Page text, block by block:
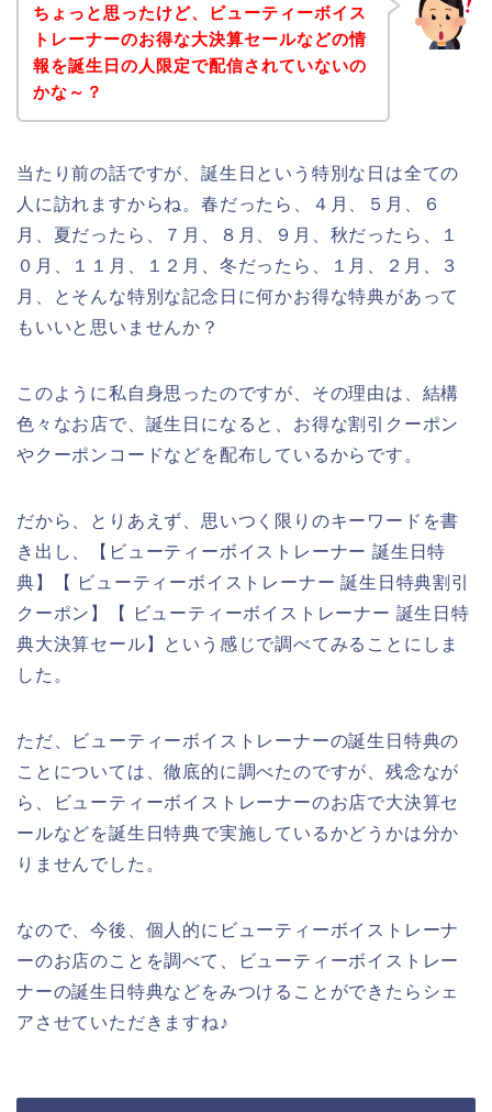
ちょっと思ったけど、ビューティーボイス
トレーナーのお得な大決算セールなどの情
報を誕生日の人限定で配信されていないの
かな～？
当たり前の話ですが、誕生日という特別な日は全ての
人に訪れますからね。春だったら、４月、５月、６
月、夏だったら、７月、８月、９月、秋だったら、１
０月、１１月、１２月、冬だったら、１月、２月、３
月、とそんな特別な記念日に何かお得な特典があって
もいいと思いませんか？
このように私自身思ったのですが、その理由は、結構
色々なお店で、誕生日になると、お得な割引クーポン
やクーポンコードなどを配布しているからです。
だから、とりあえず、思いつく限りのキーワードを書
き出し、【ビューティーボイストレーナー 誕生日特
典】【 ビューティーボイストレーナー 誕生日特典割引
クーポン】【 ビューティーボイストレーナー 誕生日特
典大決算セール】という感じで調べてみることにしま
した。
ただ、ビューティーボイストレーナーの誕生日特典の
ことについては、徹底的に調べたのですが、残念なが
ら、ビューティーボイストレーナーのお店で大決算セ
ールなどを誕生日特典で実施しているかどうかは分か
りませんでした。
なので、今後、個人的にビューティーボイストレーナ
ーのお店のことを調べて、ビューティーボイストレー
ナーの誕生日特典などをみつけることができたらシェ
アさせていただきますね♪